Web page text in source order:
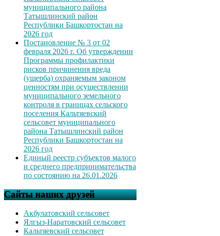
муниципального района
Татышлинский район
Республики Башкортостан на
2026 год
Постановление № 3 от 02
февраля 2026 г. Об утверждении
Программы профилактики
рисков причинения вреда
(ущерба) охраняемым законом
ценностям при осуществлении
муниципального земельного
контроля в границах сельского
поселения Кальтяевский
сельсовет муниципального
района Татышлинский район
Республики Башкортостан на
2026 год
Единый реестр субъектов малого
и среднего предпринимательства
по состоянию на 26.01.2026
Сайты наших друзей
Акбулатовский сельсовет
Ялгыз-Наратовский сельсовет
Кальтяевский сельсовет